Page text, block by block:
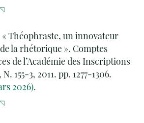
Théophraste, un innovateur
la rhétorique ». Comptes
de l’Académie des Inscriptions
155-3, 2011. pp. 1277-1306.
2026).